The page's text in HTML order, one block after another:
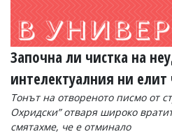
Започна ли чистка на
интелектуалния ни елит
Тонът на отвореното писмо от
Охридски” отваря широко
смятахме, че е отминало